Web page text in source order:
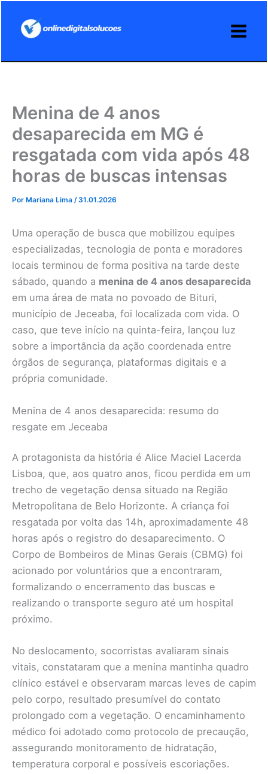
Menina de 4 anos
desaparecida em MG é
resgatada com vida após 48
horas de buscas intensas
Por Mariana Lima /31.01.2026
Uma operação de busca que mobilizou equipes
especializadas, tecnologia de ponta e moradores
locais terminou de forma positiva na tarde deste
sábado, quando a menina de 4 anos desaparecida
em uma área de mata no povoado de Bituri,
município de Jeceaba, foi localizada com vida. O
caso, que teve início na quinta-feira, lançou luz
sobre a importância da ação coordenada entre
órgãos de segurança, plataformas digitais e a
própria comunidade.
Menina de 4 anos desaparecida: resumo do
resgate em Jeceaba
A protagonista da história é Alice Maciel Lacerda
Lisboa, que, aos quatro anos, ficou perdida em um
trecho de vegetação densa situado na Região
Metropolitana de Belo Horizonte. A criança foi
resgatada por volta das 14h, aproximadamente 48
horas após o registro do desaparecimento. O
Corpo de Bombeiros de Minas Gerais (CBMG) foi
acionado por voluntários que a encontraram,
formalizando o encerramento das buscas e
realizando o transporte seguro até um hospital
próximo.
No deslocamento, socorristas avaliaram sinais
vitais, constataram que a menina mantinha quadro
clínico estável e observaram marcas leves de capim
pelo corpo, resultado presumível do contato
prolongado com a vegetação. O encaminhamento
médico foi adotado como protocolo de precaução,
assegurando monitoramento de hidratação,
temperatura corporal e possíveis escoriações.